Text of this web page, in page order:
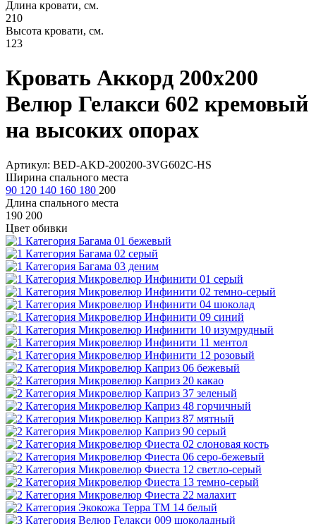
Длина кровати, см.
210
Высота кровати, см.
123
Кровать Аккорд 200х200
Велюр Гелакси 602 кремовый
на высоких опорах
Артикул: BED-AKD-200200-3VG602C-HS
Ширина спального места
90 120 140 160 180 200
Длина спального места
190 200
Цвет обивки